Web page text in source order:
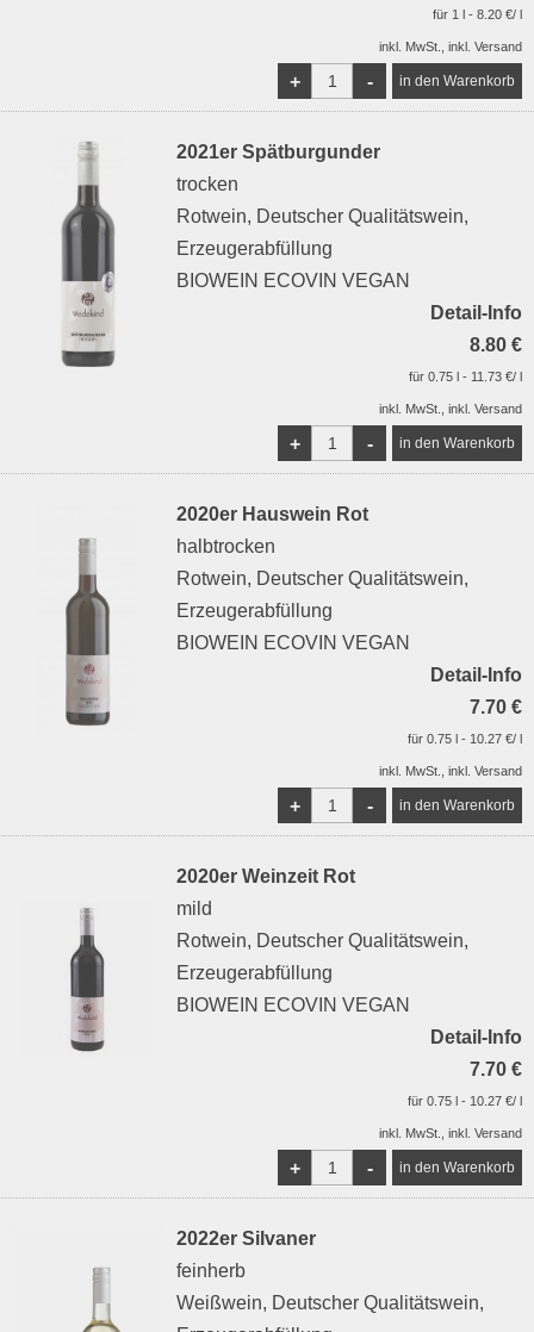
für 1 l - 8.20 €/ l
inkl. MwSt., inkl. Versand
-
+
2021er Spätburgunder
trocken
Rotwein, Deutscher Qualitätswein,
Erzeugerabfüllung
BIOWEIN ECOVIN VEGAN
Detail-Info
8.80 €
für 0.75 l - 11.73 €/ l
inkl. MwSt., inkl. Versand
-
+
2020er Hauswein Rot
halbtrocken
Rotwein, Deutscher Qualitätswein,
Erzeugerabfüllung
BIOWEIN ECOVIN VEGAN
Detail-Info
7.70 €
für 0.75 l - 10.27 €/ l
inkl. MwSt., inkl. Versand
-
+
2020er Weinzeit Rot
mild
Rotwein, Deutscher Qualitätswein,
Erzeugerabfüllung
BIOWEIN ECOVIN VEGAN
Detail-Info
7.70 €
für 0.75 l - 10.27 €/ l
inkl. MwSt., inkl. Versand
-
+
2022er Silvaner
feinherb
Weißwein, Deutscher Qualitätswein,